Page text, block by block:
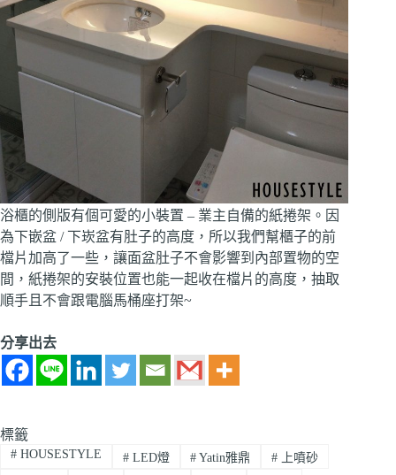
浴櫃的側版有個可愛的小裝置 – 業主自備的紙捲架。因
為下嵌盆 / 下崁盆有肚子的高度，所以我們幫櫃子的前
檔片加高了一些，讓面盆肚子不會影響到內部置物的空
間，紙捲架的安裝位置也能一起收在檔片的高度，抽取
順手且不會跟電腦馬桶座打架~
分享出去
標籤
#HOUSESTYLE #LED燈 # Yatin雅鼎 # 上噴砂